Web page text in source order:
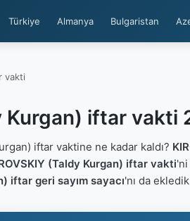
Türkiye Almanya Bulgaristan
vakti
Kurgan) iftar vakti
iftar vaktine ne kadar kaldı?
(Taldy Kurgan) iftar vakti'ni
iftar geri sayım sayacı'nı da